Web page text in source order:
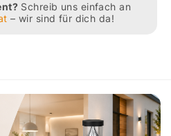
Schreib uns einfach an
– wir sind für dich da!